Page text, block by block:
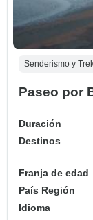
Senderismo y
Paseo por
Duración
Destinos
Franja de edad
País Región
Idioma